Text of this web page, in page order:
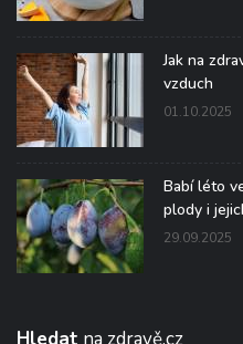
Jak na
vzduch
01.10.2025
Babí léto
plody i
29.09.2025
Hledat na zdravě.cz